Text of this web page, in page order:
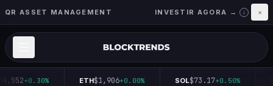
QR ASSET MANAGEMENT INVESTIR AGORA → i ×
+0.30% ETH$1,906+0.00% SOL$73.17+0.50%